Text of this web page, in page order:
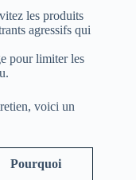
les produits
agressifs qui
pour limiter les
voici un
Pourquoi